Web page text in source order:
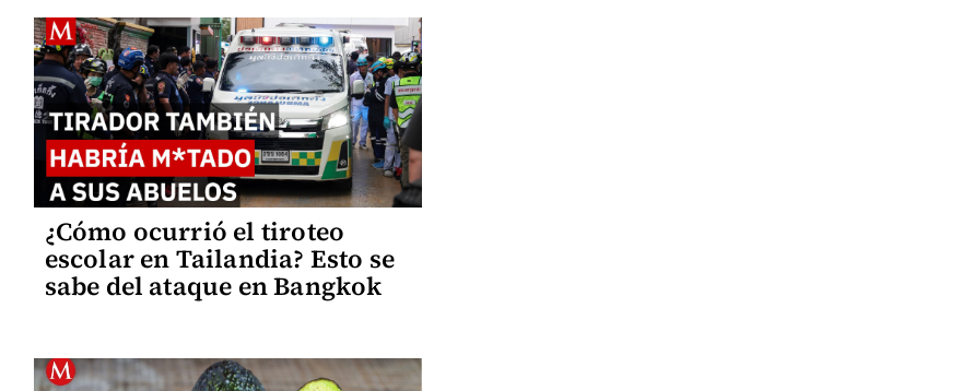
¿Cómo ocurrió el tiroteo
escolar en Tailandia? Esto se
sabe del ataque en Bangkok